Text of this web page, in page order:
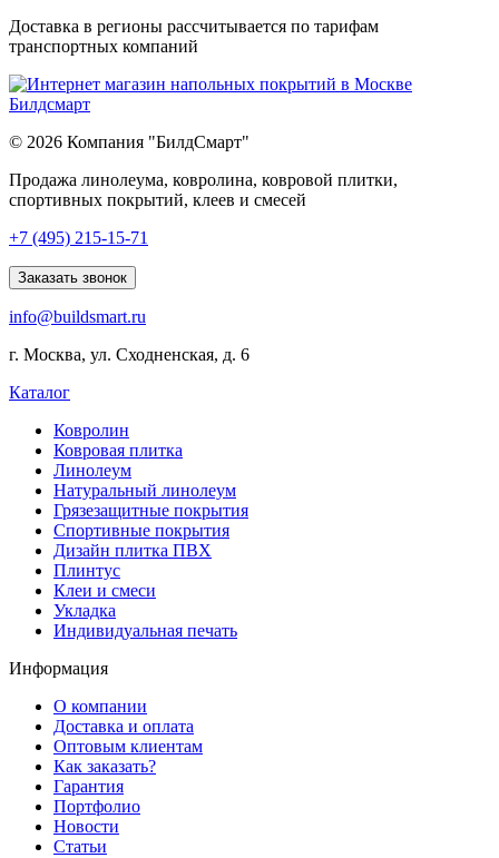
Доставка в регионы рассчитывается по тарифам
транспортных компаний
© 2026 Компания "БилдСмарт"
Продажа линолеума, ковролина, ковровой плитки,
спортивных покрытий, клеев и смесей
Explore
lists
best
online
offering
wide
range
games
features.
+7 (495) 215-15-71
Заказать звонок
info@buildsmart.ru
г. Москва, ул. Сходненская, д. 6
Каталог
Ковролин
Ковровая плитка
Линолеум
Натуральный линолеум
Грязезащитные покрытия
Спортивные покрытия
Дизайн плитка ПВХ
Плинтус
Клеи и смеси
Укладка
Индивидуальная печать
Информация
О компании
Доставка и оплата
Оптовым клиентам
Как заказать?
Гарантия
Портфолио
Новости
Статьи